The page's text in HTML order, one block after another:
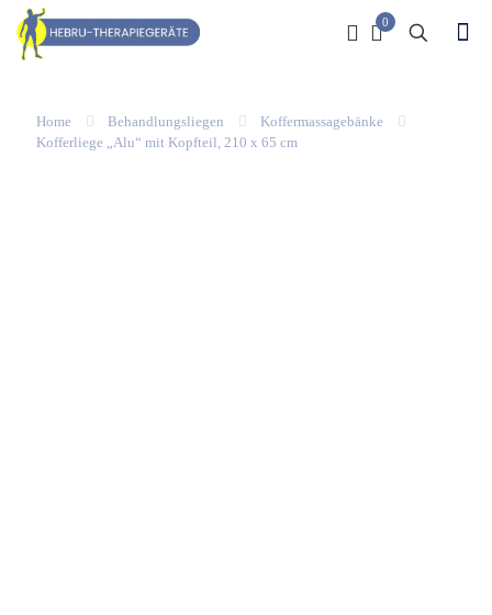
0
Home Behandlungsliegen
Koffermassagebänke
Kofferliege „Alu“ mit Kopfteil, 210 x 65 cm